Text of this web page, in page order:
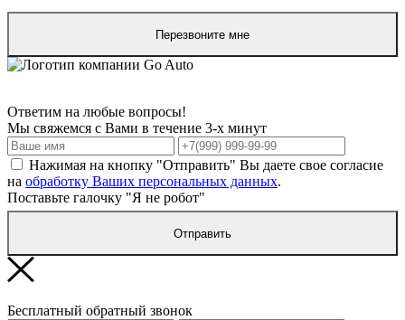
Перезвоните мне
Ответим на любые вопросы!
Мы свяжемся с Вами в течение 3-х минут
Нажимая на кнопку "Отправить" Вы даете свое согласие
на обработку Ваших персональных данных.
Поставьте галочку "Я не робот"
Отправить
Бесплатный обратный звонок